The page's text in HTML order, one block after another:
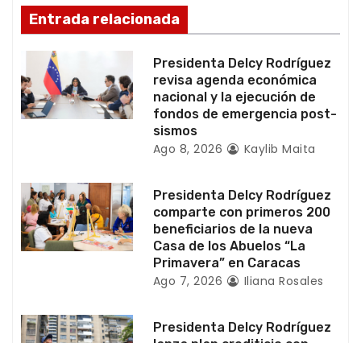
d
e
e
n
r
a
d
s
Entrada relacionada
Presidenta Delcy Rodríguez
revisa agenda económica
nacional y la ejecución de
fondos de emergencia post-
sismos
Ago 8, 2026 Kaylib Maita
Presidenta Delcy Rodríguez
comparte con primeros 200
beneficiarios de la nueva
Casa de los Abuelos “La
Primavera” en Caracas
Ago 7, 2026 Iliana Rosales
Presidenta Delcy Rodríguez